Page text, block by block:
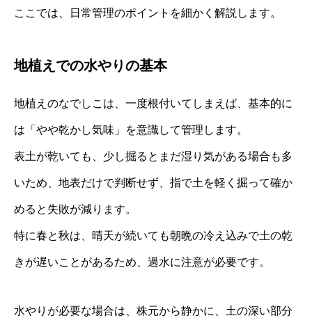
ここでは、日常管理のポイントを細かく解説します。
地植えでの水やりの基本
地植えのなでしこは、一度根付いてしまえば、基本的に
は「やや乾かし気味」を意識して管理します。
表土が乾いても、少し掘るとまだ湿り気がある場合も多
いため、地表だけで判断せず、指で土を軽く掘って確か
めると失敗が減ります。
特に春と秋は、晴天が続いても朝晩の冷え込みで土の乾
きが遅いことがあるため、過水に注意が必要です。
水やりが必要な場合は、株元から静かに、土の深い部分